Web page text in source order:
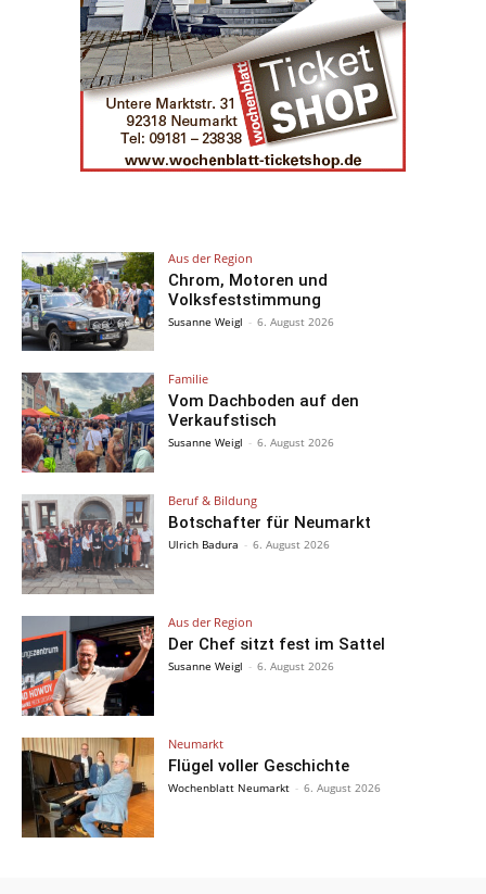
Aus der Region
Chrom, Motoren und
Volksfeststimmung
Susanne Weigl - 6. August 2026
Familie
Vom Dachboden auf den
Verkaufstisch
Susanne Weigl - 6. August 2026
Beruf & Bildung
Botschafter für Neumarkt
Ulrich Badura - 6. August 2026
Aus der Region
Der Chef sitzt fest im Sattel
Susanne Weigl - 6. August 2026
Neumarkt
Flügel voller Geschichte
Wochenblatt Neumarkt - 6. August 2026